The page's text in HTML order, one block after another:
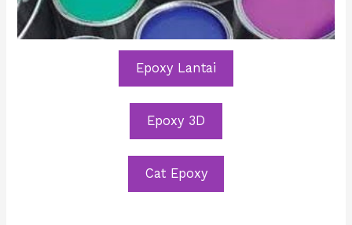
Epoxy Lantai
Epoxy 3D
Cat Epoxy